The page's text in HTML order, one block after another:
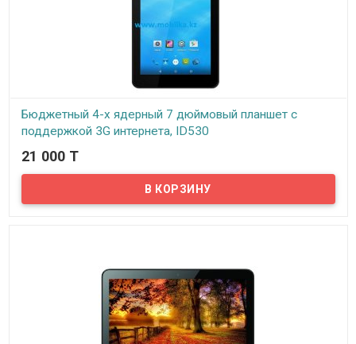
Бюджетный 4-х ядерный 7 дюймовый планшет с
поддержкой 3G интернета, ID530
В наличии
Предлагаем вашему вниманию бюджетный 4-х ядерный планшет с
поддержкой 3G интернета. Корпус планшета выполнен из
пластика с имитацией кожи, благодаря чему не скользит в руках.
21 000 T